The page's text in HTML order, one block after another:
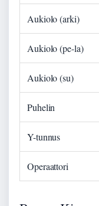
Aukiolo (arki)
Aukiolo (pe-la)
Aukiolo (su)
Puhelin
Y-tunnus
Operaattori